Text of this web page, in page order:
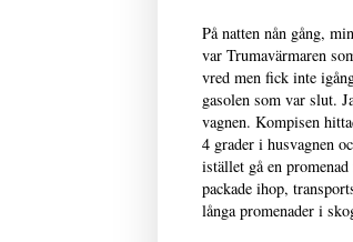
På natten nån gång,
var Trumavärmaren
vred men fick inte
gasolen som var slut.
vagnen. Kompisen
4 grader i husvagnen
istället gå en
packade ihop,
långa promenader i